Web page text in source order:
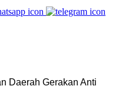
Daerah Gerakan Anti